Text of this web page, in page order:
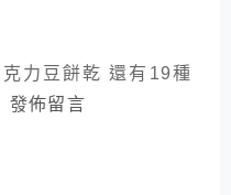
力豆餅乾 還有19種
發佈留言